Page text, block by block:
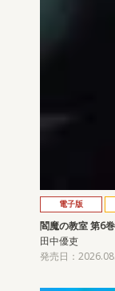
電子版
閻魔の教室 第6巻
田中優吏
発売日：